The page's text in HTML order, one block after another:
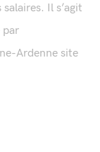
Il s’agit
par
Ardenne site